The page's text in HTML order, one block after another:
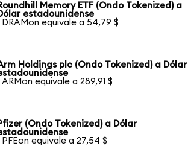
Memory ETF (Ondo Tokenized) a
estadounidense
DRAMon equivale a 54,79 $
Holdings plc (Ondo Tokenized) a Dólar
ARMon equivale a 289,91 $
(Ondo Tokenized) a Dólar
PFEon equivale a 27,54 $